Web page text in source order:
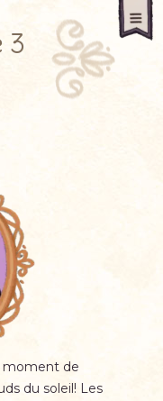
le
3
moment de
du soleil! Les